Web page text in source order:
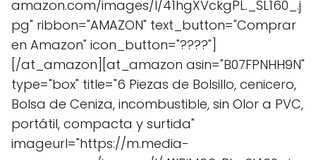
amazon.com/images/I/41hgXVckgPL._SL160_.j
pg" ribbon="AMAZON" text_button="Comprar
en Amazon" icon_button="????"]
[/at_amazon][at_amazon asin="B07FPNHH9N"
type="box" title="6 Piezas de Bolsillo, cenicero,
Bolsa de Ceniza, incombustible, sin Olor a PVC,
portátil, compacta y surtida"
imageurl="https://m.media-